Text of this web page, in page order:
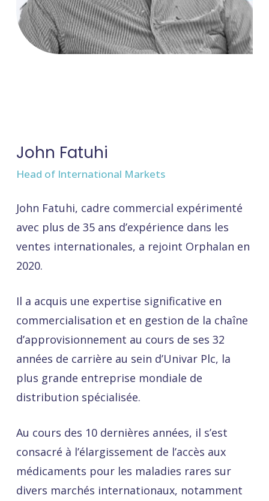
John Fatuhi
Head of International Markets
John Fatuhi, cadre commercial expérimenté
avec plus de 35 ans d’expérience dans les
ventes internationales, a rejoint Orphalan en
2020.
Il a acquis une expertise significative en
commercialisation et en gestion de la chaîne
d’approvisionnement au cours de ses 32
années de carrière au sein d’Univar Plc, la
plus grande entreprise mondiale de
distribution spécialisée.
Au cours des 10 dernières années, il s’est
consacré à l’élargissement de l’accès aux
médicaments pour les maladies rares sur
divers marchés internationaux, notamment